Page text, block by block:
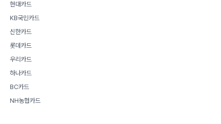
현대카드
KB국민카드
신한카드
롯데카드
우리카드
하나카드
BC카드
NH농협카드